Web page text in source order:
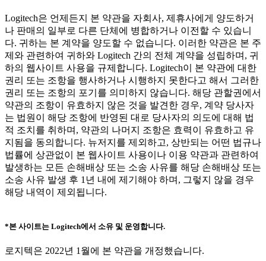
Logitech은 언제든지 본 약관을 자회사, 제휴사에게 양도하거
나 판매의 일부로 다른 단체에 병합하거나 이전할 수 있습니
다. 귀하는 본 계약을 양도할 수 없습니다. 이러한 약관은 본 주
제와 관련하여 귀하와 Logitech 간의 전체 계약을 성립하며, 귀
하의 웹사이트 사용을 규제합니다. Logitech이 본 약관에 대한
권리 또는 조항을 행사하거나 시행하지 못한다고 해서 그러한
권리 또는 조항의 포기를 의미하지 않습니다. 해당 관할권에서
약관의 조항이 유효하지 않은 것을 발견한 경우, 계약 당사자
는 법원이 해당 조항에 반영된 대로 당사자의 의도에 대해 법
적 조치를 취하며, 약관의 나머지 조항은 효력이 유효하고 유
지됨을 동의합니다. 뉴저지를 제외하고, 상반되는 어떤 법규나
법률에 상관없이 본 웹사이트 사용이나 이용 약관과 관련하여
발생하는 모든 손해배상 또는 소송 사유를 해당 손해배상 또는
소송 사유 발생 후 1년 내에 제기해야 하며, 그렇지 않을 경우
해당 내역이 제외됩니다.
*본 사이트는 Logitech에서 소유 및 운영합니다.
로지텍은 2022년 1월에 본 약관을 개정했습니다.